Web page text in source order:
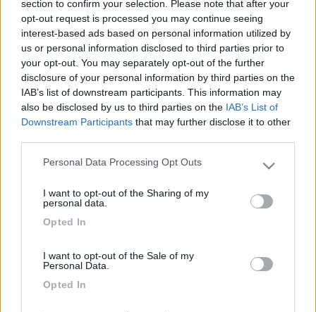
section to confirm your selection. Please note that after your
opt-out request is processed you may continue seeing
interest-based ads based on personal information utilized by
us or personal information disclosed to third parties prior to
your opt-out. You may separately opt-out of the further
disclosure of your personal information by third parties on the
IAB’s list of downstream participants. This information may
also be disclosed by us to third parties on the IAB’s List of
Downstream Participants that may further disclose it to other
Please note that this website/app uses one or more Google
not limited to your visit or usage behaviour. You may click to
use your data for below specified purposes in below Google
Personal Data Processing Opt Outs
I want to opt-out of the Sharing of my
personal data.
Opted In
I want to opt-out of the Sale of my
Personal Data.
Opted In
ciao
thunder74
178
Inserito il24/06/2006 alle:15:32:44
si,si conta pero' ke le strade sono principalmente statali e non
autostrade e attento ai limiti in Francia sono molto severi!! A
ST.MALO' io ho sostato nel camping de la cite' d'alet (penso ke
sia l'unico vicino perche' di parcheggio non ne ho trovato tutti
divieti!!) Ti posso dire anke ke per una notte ho speso 11,4 euri.
A ST. MICHEL invece non andare nel parcheggio ai piedi della
souvenirs e distillerie per il sidro)c'e' un'area camper bellissima
come nel parcheggio (ma li' non hai nessun servizio)al
passeggiata
thunder74